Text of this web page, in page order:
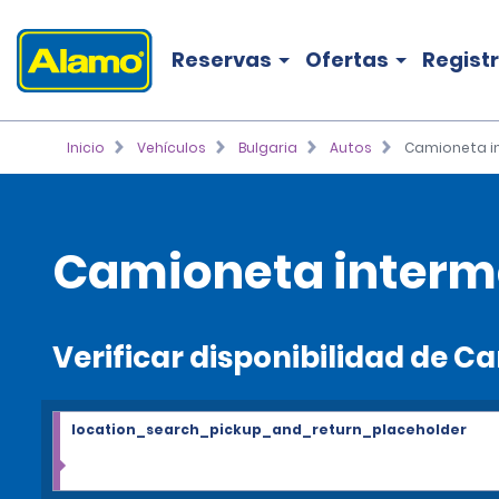
Reservas Ofertas
Inicio Vehículos Bulgaria Autos Camioneta
Camioneta
Verificar disponibilidad de
location_search_pickup_and_return_placeholder